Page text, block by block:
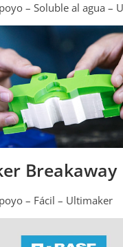
– Soluble al agua –
Breakaway
– Fácil – Ultimaker